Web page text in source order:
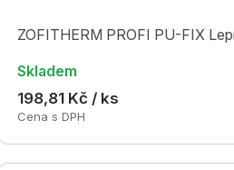
ZOFITHERM PROFI PU-FIX
Skladem
198,81 Kč / ks
Cena s DPH